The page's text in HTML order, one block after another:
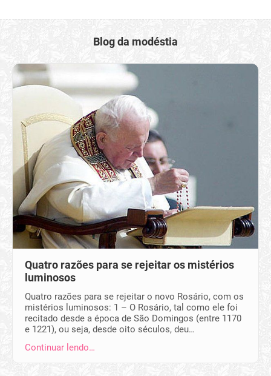
Blog da modéstia
Quatro razões para se rejeitar os mistérios
luminosos
Quatro razões para se rejeitar o novo Rosário, com os
mistérios luminosos: 1 – O Rosário, tal como ele foi
recitado desde a época de São Domingos (entre 1170
e 1221), ou seja, desde oito séculos, deu…
Continuar lendo…